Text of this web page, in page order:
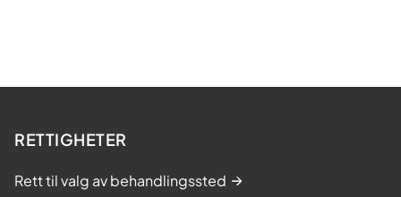
RETTIGHETER
Rett til valg av behandlingssted